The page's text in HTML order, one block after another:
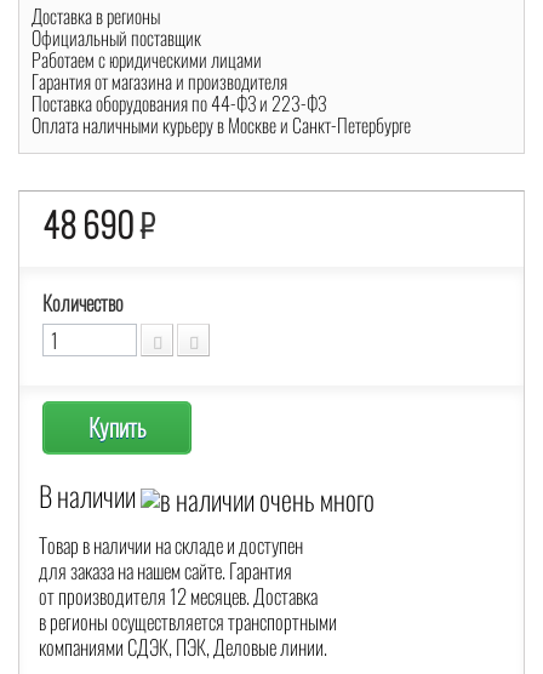
Доставка в регионы
Официальный поставщик
Работаем с юридическими лицами
Гарантия от магазина и производителя
Поставка оборудования по 44-ФЗ и 223-ФЗ
Оплата наличными курьеру в Москве и Санкт-Петербурге
48 690₽
Количество
Купить
В наличии
Товар в наличии на складе и доступен
для заказа на нашем сайте. Гарантия
от производителя 12 месяцев. Доставка
в регионы осуществляется транспортными
компаниями СДЭК, ПЭК, Деловые линии.